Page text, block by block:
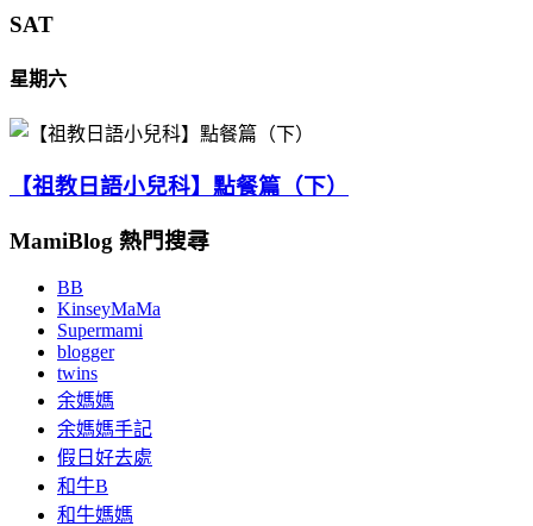
SAT
星期六
【祖教日語小兒科】點餐篇（下）
MamiBlog 熱門搜尋
BB
KinseyMaMa
Supermami
blogger
twins
余媽媽
余媽媽手記
假日好去處
和牛B
和牛媽媽